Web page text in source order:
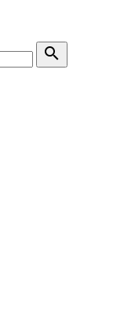
search